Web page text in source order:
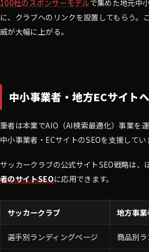
100社のスポンサーモデルで集めた地元中
に、クラブへのリンクを設置してもらう。
威が大幅に上がる。
中小事業者・地方ECサイト
筆者は本業でAIO（AI検索最適化）事業を
中小事業者・ECサイトのSEOを支援してい
サッカークラブの公式サイトSEO戦略は、
者のサイトSEOに応用できます。
サッカークラブ 地方事
選手別ランディングページ 商品別